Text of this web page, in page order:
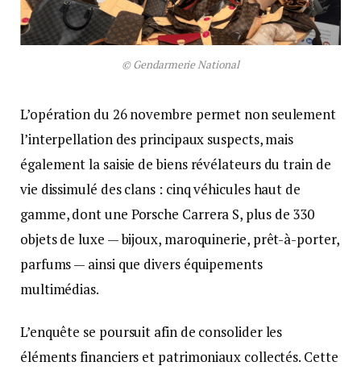
© Gendarmerie National
L’opération du 26 novembre permet non seulement
l’interpellation des principaux suspects, mais
également la saisie de biens révélateurs du train de
vie dissimulé des clans : cinq véhicules haut de
gamme, dont une Porsche Carrera S, plus de 330
objets de luxe — bijoux, maroquinerie, prêt-à-porter,
parfums — ainsi que divers équipements
multimédias.
L’enquête se poursuit afin de consolider les
éléments financiers et patrimoniaux collectés. Cette